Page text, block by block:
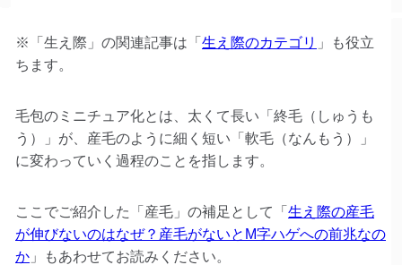
※「生え際」の関連記事は「 生え際のカテゴリ 」も役立
ちます。
毛包のミニチュア化とは、太くて長い「終毛（しゅうも
う）」が、産毛のように細く短い「軟毛（なんもう）」
に変わっていく過程のことを指します。
ここでご紹介した「産毛」の補足として「 生え際の産毛
が伸びないのはなぜ？産毛がないとM字ハゲへの前兆なの
か 」もあわせてお読みください。